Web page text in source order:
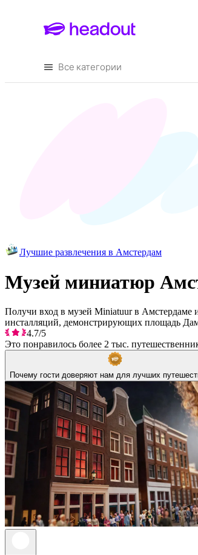
Все категории
Лучшие развлечения в Амстердам
Музей миниатюр
Получи вход в музей Miniatuur в Амстердаме
инсталляций, демонстрирующих площадь
4.7/5
Это понравилось более 2 тыс.
Почему гости доверяют нам для лучших